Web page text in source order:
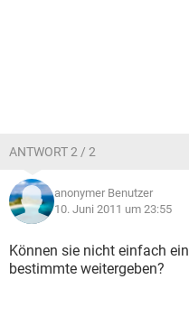
ANTWORT 2 / 2
anonymer Benutzer
10. Juni 2011 um 23:55
Können sie nicht einfach
bestimmte weitergeben?